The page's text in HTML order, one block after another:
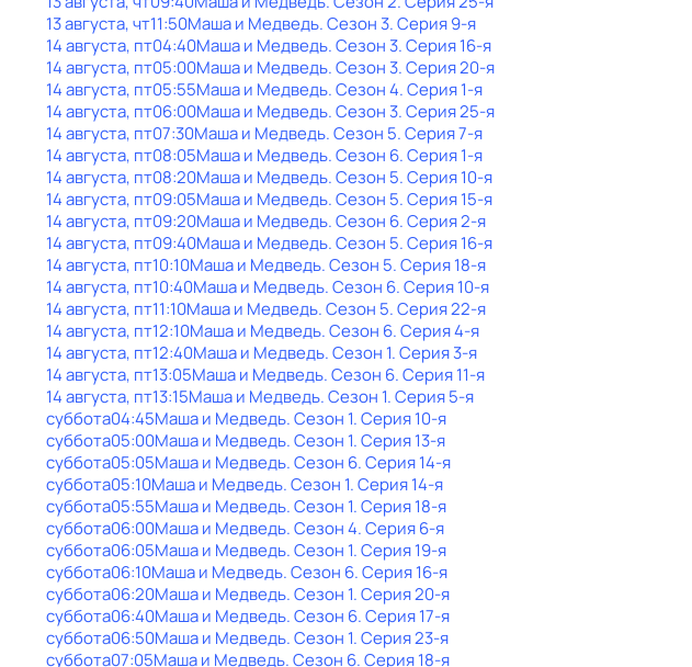
13 августа, чт11:50Маша и Медведь. Сезон 3. Серия 9-я
14 августа, пт04:40Маша и Медведь. Сезон 3. Серия 16-я
14 августа, пт05:00Маша и Медведь. Сезон 3. Серия 20-я
14 августа, пт05:55Маша и Медведь. Сезон 4. Серия 1-я
14 августа, пт06:00Маша и Медведь. Сезон 3. Серия 25-я
14 августа, пт07:30Маша и Медведь. Сезон 5. Серия 7-я
14 августа, пт08:05Маша и Медведь. Сезон 6. Серия 1-я
14 августа, пт08:20Маша и Медведь. Сезон 5. Серия 10-я
14 августа, пт09:05Маша и Медведь. Сезон 5. Серия 15-я
14 августа, пт09:20Маша и Медведь. Сезон 6. Серия 2-я
14 августа, пт09:40Маша и Медведь. Сезон 5. Серия 16-я
14 августа, пт10:10Маша и Медведь. Сезон 5. Серия 18-я
14 августа, пт10:40Маша и Медведь. Сезон 6. Серия 10-я
14 августа, пт11:10Маша и Медведь. Сезон 5. Серия 22-я
14 августа, пт12:10Маша и Медведь. Сезон 6. Серия 4-я
14 августа, пт12:40Маша и Медведь. Сезон 1. Серия 3-я
14 августа, пт13:05Маша и Медведь. Сезон 6. Серия 11-я
14 августа, пт13:15Маша и Медведь. Сезон 1. Серия 5-я
суббота04:45Маша и Медведь. Сезон 1. Серия 10-я
суббота05:00Маша и Медведь. Сезон 1. Серия 13-я
суббота05:05Маша и Медведь. Сезон 6. Серия 14-я
суббота05:10Маша и Медведь. Сезон 1. Серия 14-я
суббота05:55Маша и Медведь. Сезон 1. Серия 18-я
суббота06:00Маша и Медведь. Сезон 4. Серия 6-я
суббота06:05Маша и Медведь. Сезон 1. Серия 19-я
суббота06:10Маша и Медведь. Сезон 6. Серия 16-я
суббота06:20Маша и Медведь. Сезон 1. Серия 20-я
суббота06:40Маша и Медведь. Сезон 6. Серия 17-я
суббота06:50Маша и Медведь. Сезон 1. Серия 23-я
суббота07:05Маша и Медведь. Сезон 6. Серия 18-я